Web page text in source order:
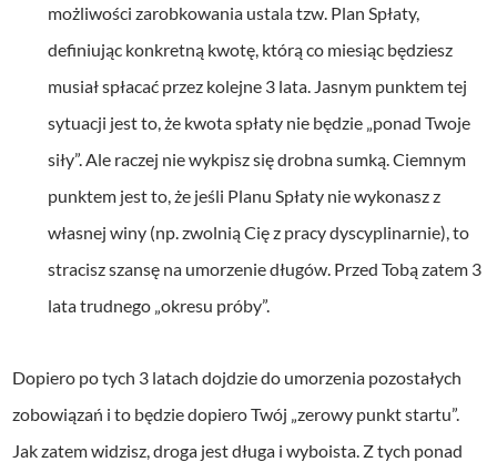
możliwości zarobkowania ustala tzw. Plan Spłaty,
definiując konkretną kwotę, którą co miesiąc będziesz
musiał spłacać przez kolejne 3 lata. Jasnym punktem tej
sytuacji jest to, że kwota spłaty nie będzie „ponad Twoje
siły”. Ale raczej nie wykpisz się drobna sumką. Ciemnym
punktem jest to, że jeśli Planu Spłaty nie wykonasz z
własnej winy (np. zwolnią Cię z pracy dyscyplinarnie), to
stracisz szansę na umorzenie długów. Przed Tobą zatem 3
lata trudnego „okresu próby”.
Dopiero po tych 3 latach dojdzie do umorzenia pozostałych
zobowiązań i to będzie dopiero Twój „zerowy punkt startu”.
Jak zatem widzisz, droga jest długa i wyboista. Z tych ponad